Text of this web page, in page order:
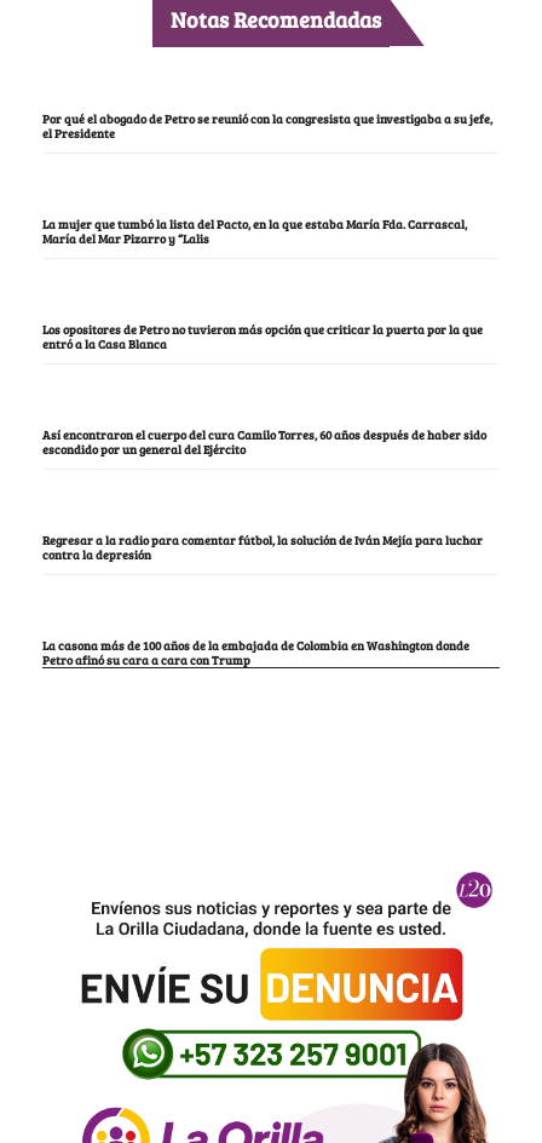
Notas Recomendadas
Por qué el abogado de Petro se reunió con la congresista que investigaba a su jefe,
el Presidente
La mujer que tumbó la lista del Pacto, en la que estaba María Fda. Carrascal,
María del Mar Pizarro y “Lalis
Los opositores de Petro no tuvieron más opción que criticar la puerta por la que
entró a la Casa Blanca
Así encontraron el cuerpo del cura Camilo Torres, 60 años después de haber sido
escondido por un general del Ejército
Regresar a la radio para comentar fútbol, la solución de Iván Mejía para luchar
contra la depresión
La casona más de 100 años de la embajada de Colombia en Washington donde
Petro afinó su cara a cara con Trump